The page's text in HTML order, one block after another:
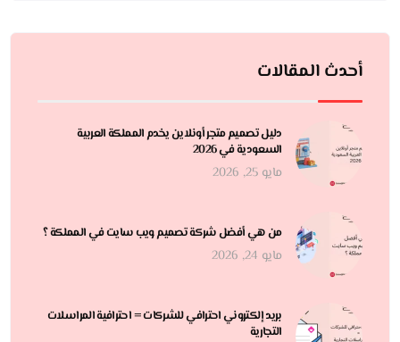
أحدث المقالات
دليل تصميم متجر أونلاين يخدم المملكة العربية
السعودية في 2026
مايو 25, 2026
من هي أفضل شركة تصميم ويب سايت في المملكة ؟
مايو 24, 2026
بريد إلكتروني احترافي للشركات = احترافية المراسلات
التجارية